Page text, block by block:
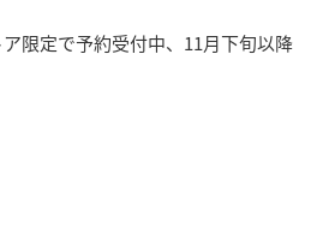
限定で予約受付中、11月下旬以降